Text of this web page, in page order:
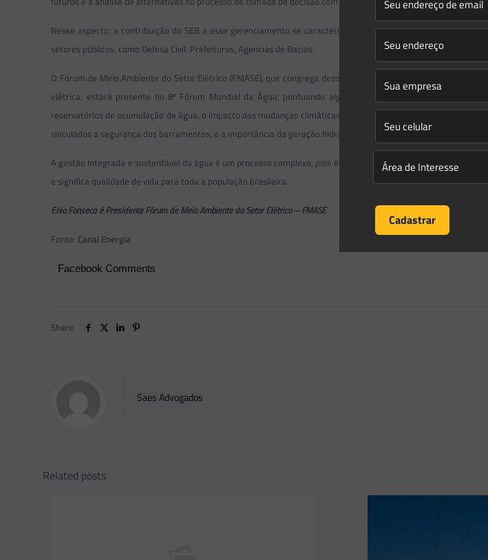
Nesse aspecto, a contribuição do SEB a esse gerenciamento se caracteriza pelo uso de modernos
setores públicos, como Defesa Civil, Prefeituras, Agencias de Bacias.
O Fórum de Meio Ambiente do Setor Elétrico (FMASE), que congrega dezoito entidades de classe de âmbito
elétrica, estará presente no 8º Fórum Mundial da Água, pontuando alguns aspectos que necessitam
reservatórios de acumulação de água, o impacto das mudanças climáticas na gestão e disponibilidade desse
vinculados a segurança dos barramentos, e a importância da geração hidráulica em nossa matriz.
A gestão integrada e sustentável da água é um processo complexo, pois é preciso enxergar os grandes
e significa qualidade de vida para toda a população brasileira.
Enio Fonseca é Presidente Fórum de Meio Ambiente do Setor Elétrico – FMASE
Fonte: Canal Energia
Facebook Comments
Share
Saes Advogados
Related posts